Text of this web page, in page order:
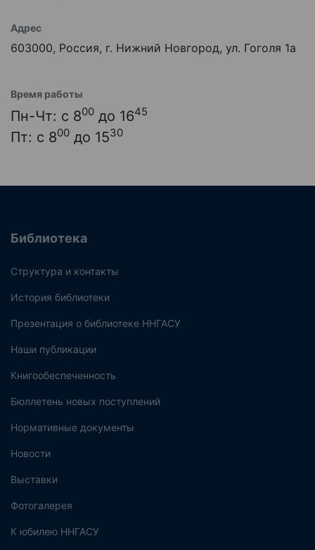
Адрес
603000, Россия, г. Нижний Новгород, ул. Гоголя 1а
Время работы
Пн-Чт: с 800 до 1645
Пт: с 800 до 1530
Библиотека
Структура и контакты
История библиотеки
Презентация о библиотеке ННГАСУ
Наши публикации
Книгообеспеченность
Бюллетень новых поступлений
Нормативные документы
Новости
Выставки
Фотогалерея
К юбилею ННГАСУ